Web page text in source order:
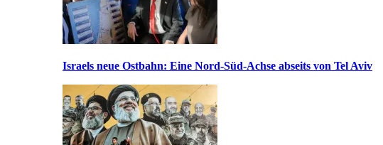
Israels neue Ostbahn: Eine Nord-Süd-Achse abseits von Tel Aviv